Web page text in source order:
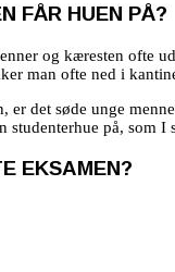
FÅR HUEN PÅ?
og kæresten ofte
man ofte ned i
er det søde unge
studenterhue på,
EKSAMEN?